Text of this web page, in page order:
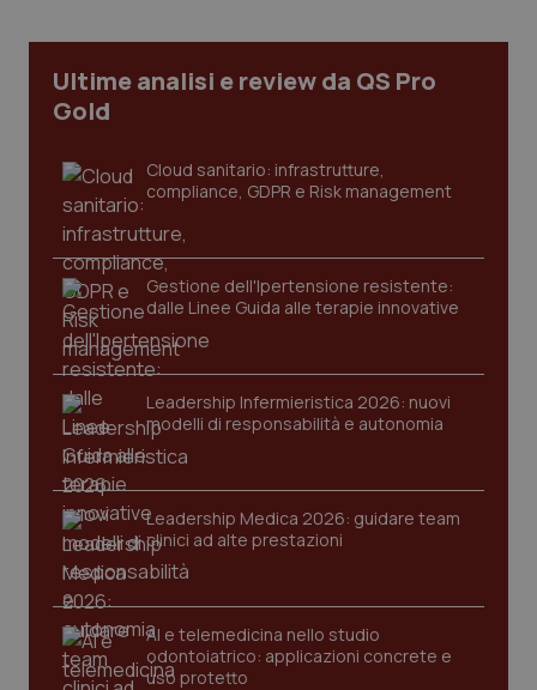
Ultime analisi e review da QS Pro
Gold
Cloud sanitario: infrastrutture,
compliance, GDPR e Risk management
Gestione dell'Ipertensione resistente:
dalle Linee Guida alle terapie innovative
Leadership Infermieristica 2026: nuovi
modelli di responsabilità e autonomia
Leadership Medica 2026: guidare team
clinici ad alte prestazioni
AI e telemedicina nello studio
odontoiatrico: applicazioni concrete e
uso protetto
CookieScriptConsent
tracking-sites-ironfish-
tracking-enable
www.quotidianosanita.it